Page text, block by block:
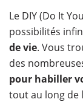
Le DIY (Do It
possibilités
de vie. Vous
des
pour habiller
tout au long de